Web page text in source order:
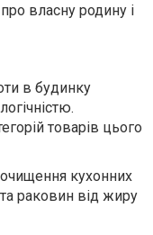
власну родину і
в будинку
товарів цього
кухонних
раковин від жиру